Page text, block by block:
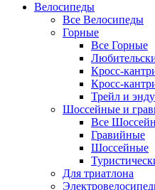
Велосипеды
Все Велосипеды
Горные
Все Горные
Кросс-
Кросс-
Трейл и
Шоссейные и
Все
Гравийные
Шоссейные
Для триатлона